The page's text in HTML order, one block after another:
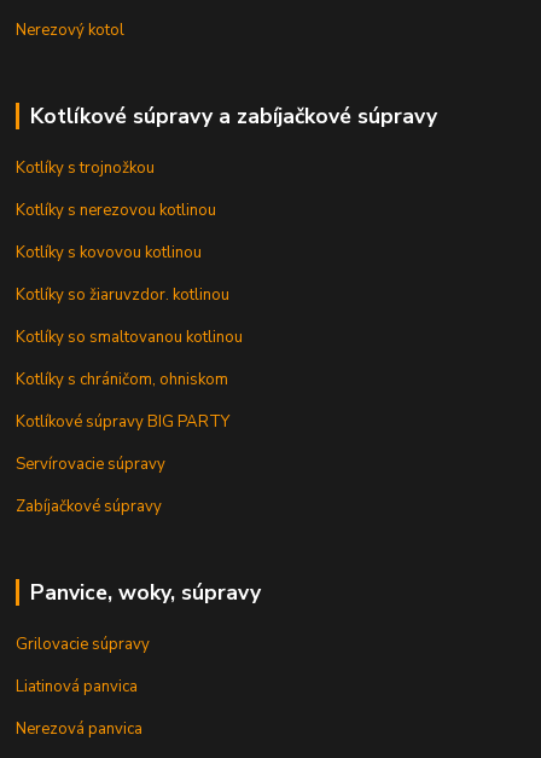
Nerezový kotol
Kotlíkové súpravy a zabíjačkové súpravy
Kotlíky s trojnožkou
Kotlíky s nerezovou kotlinou
Kotlíky s kovovou kotlinou
Kotlíky so žiaruvzdor. kotlinou
Kotlíky so smaltovanou kotlinou
Kotlíky s chráničom, ohniskom
Kotlíkové súpravy BIG PARTY
Servírovacie súpravy
Zabíjačkové súpravy
Panvice, woky, súpravy
Grilovacie súpravy
Liatinová panvica
Nerezová panvica